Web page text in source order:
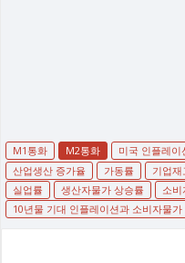
M1통화 M2통화 미국 인플레이
산업생산 증가율
가동률 기업재
실업률
생산자물가 상승률
소
10년물 기대 인플레이션과 소비자물